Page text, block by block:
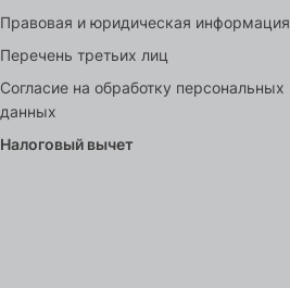
Правовая и юридическая информация
Перечень третьих лиц
Согласие на обработку персональных
данных
Налоговый вычет